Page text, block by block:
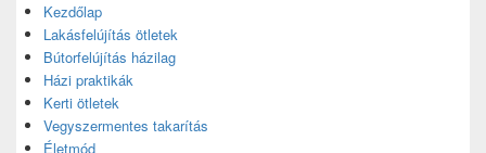
Kezdőlap
Lakásfelújítás ötletek
Bútorfelújítás házilag
Házi praktikák
Kerti ötletek
Vegyszermentes takarítás
Életmód